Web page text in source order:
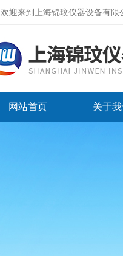
欢迎来到 上海锦玟仪器设备有限
网站首页 关于